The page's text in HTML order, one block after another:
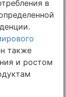
в
также
и ростом